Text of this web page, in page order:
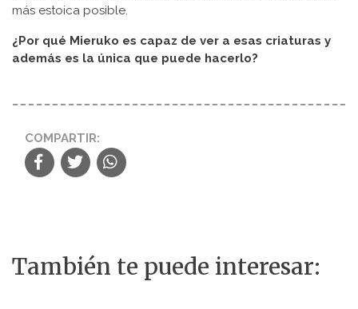
más estoica posible.
¿Por qué Mieruko es capaz de ver a esas criaturas y
además es la única que puede hacerlo?
COMPARTIR:
También te puede interesar: